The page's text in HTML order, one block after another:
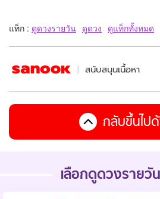
แท็ก : ดูดวงรายวัน ดูดวง ดูแท็กทั้งหมด
สนับสนุนเนื้อหา
กลับขึ้นไป
เลือกดูดวงรายวั